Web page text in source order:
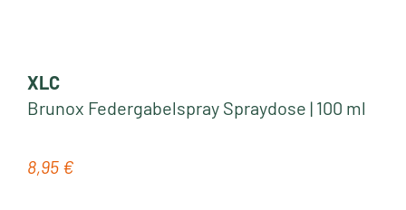
XLC
Brunox Federgabelspray Spraydose | 100 ml
Regulärer Preis:
8,95 €